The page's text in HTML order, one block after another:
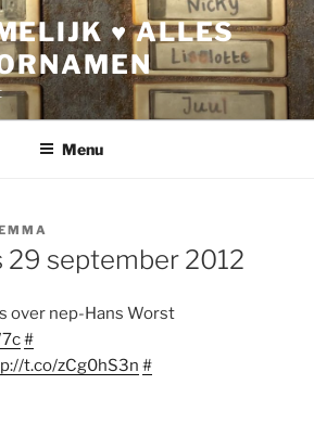
♥ ALLES
Menu
29 september 2012
over nep-Hans Worst
#
t.co/zCg0hS3n #